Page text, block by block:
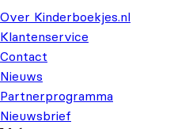
Over Kinderboekjes.nl
Klantenservice
Contact
Nieuws
Partnerprogramma
Nieuwsbrief